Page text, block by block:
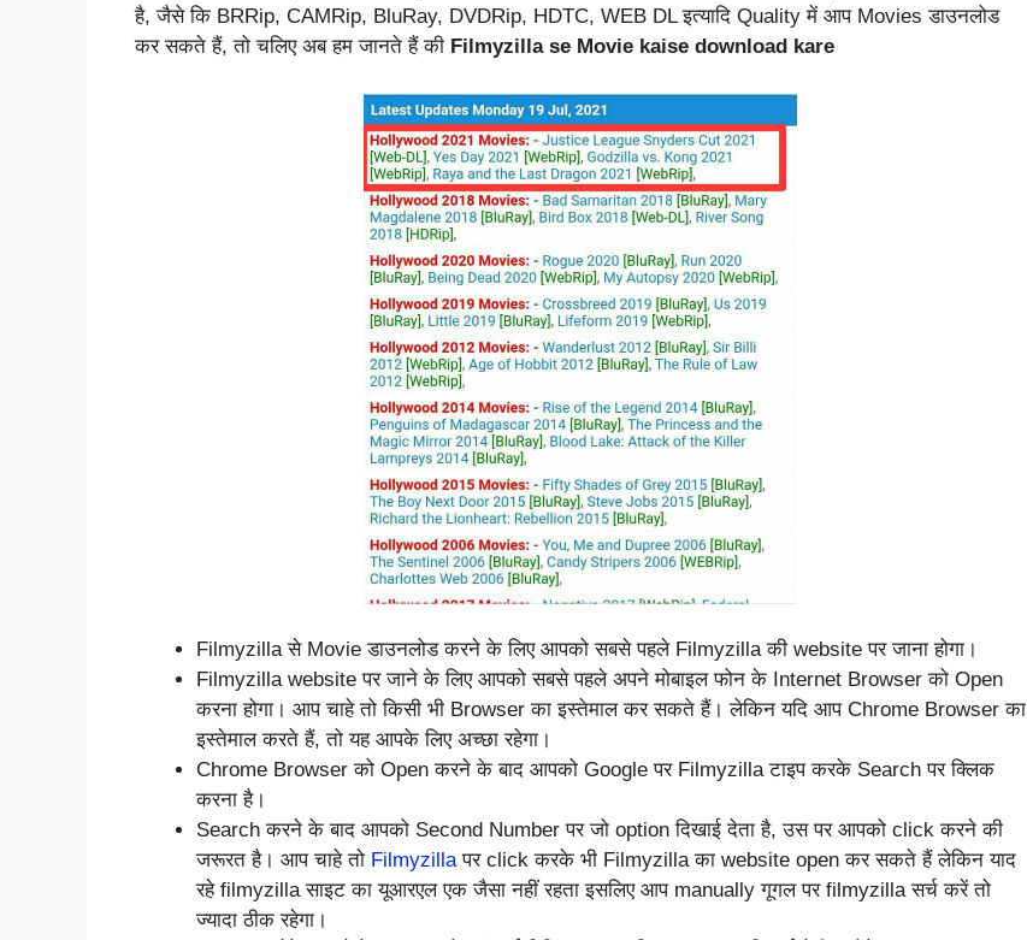
है, जैसे कि BRRip, CAMRip, BluRay, DVDRip, HDTC, WEB DL इत्यादि Quality में आप Movies डाउनलोड
कर सकते हैं, तो चलिए अब हम जानते हैं की Filmyzilla se Movie kaise download kare
Filmyzilla से Movie डाउनलोड करने के लिए आपको सबसे पहले Filmyzilla की website पर जाना होगा।
Filmyzilla website पर जाने के लिए आपको सबसे पहले अपने मोबाइल फोन के Internet Browser को Open
करना होगा। आप चाहे तो किसी भी Browser का इस्तेमाल कर सकते हैं। लेकिन यदि आप Chrome Browser का
इस्तेमाल करते हैं, तो यह आपके लिए अच्छा रहेगा।
Chrome Browser को Open करने के बाद आपको Google पर Filmyzilla टाइप करके Search पर क्लिक
करना है।
Search करने के बाद आपको Second Number पर जो option दिखाई देता है, उस पर आपको click करने की
जरूरत है। आप चाहे तो Filmyzillaपर click करके भी Filmyzilla का website open कर सकते हैं लेकिन याद
रहे filmyzilla साइट का यूआरएल एक जैसा नहीं रहता इसलिए आप manually गूगल पर filmyzilla सर्च करें तो
ज्यादा ठीक रहेगा।